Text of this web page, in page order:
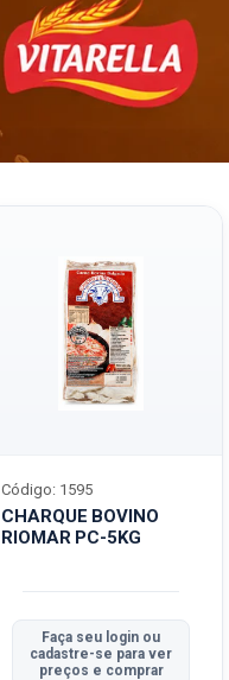
CHARQUE BOVINO
RIOMAR PC-5KG
Código: 1595
Faça seu login ou
cadastre-se para ver
preços e comprar